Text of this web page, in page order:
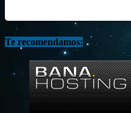
Te recomendamos: